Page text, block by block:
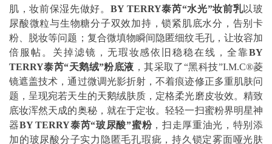
肌，妆前保湿先做好。 BY TERRY泰芮“水光”妆前乳以玻
尿酸微粒与生物糖分子双效加持，锁紧肌底水分，告别卡
粉、脱妆等问题；复合微填物瞬间隐匿细纹毛孔，让妆容加
倍服帖。关掉滤镜，无瑕妆感依旧稳稳在线，全靠BY
TERRY泰芮“天鹅绒”粉底液 ，其采取了“黑科技”I.M.C®菱
镜遮盖技术，通过微调光影折射，不着痕迹修正多重肌肤问
题，呈现宛若天生的天鹅绒肤质，定格柔光磨皮妆效。精致
底妆浑然天成的奥秘，就在于定妆。轻轻一扫蜜粉界明星神
器BY TERRY泰芮“玻尿酸”蜜粉，扫走厚重油光，特别添
加的玻尿酸分子实力隐匿毛孔瑕疵，持久锁定雾面哑光肤